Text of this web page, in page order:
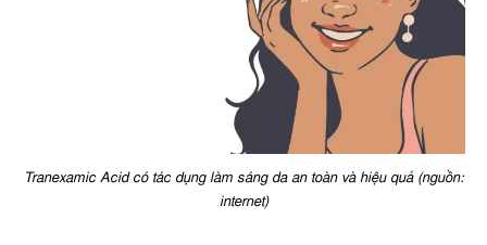
Tranexamic Acid có tác dụng làm sáng da an toàn và hiệu quả (nguồn:
internet)